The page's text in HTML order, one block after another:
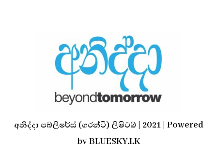
අනිද්දා පබ්ලිෂර්ස් (ගරන්ටි) ලිමිටඞ් | 2021 | Powered
by BLUESKY.LK